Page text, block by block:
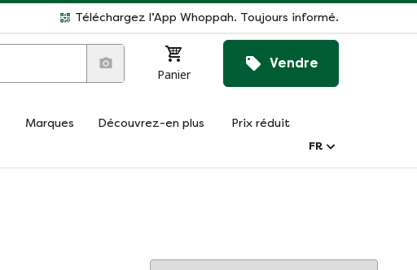
Téléchargez l’App Whoppah. Toujours informé.
Panier
Vendre
Marques Découvrez-en plus
Prix réduit
FR